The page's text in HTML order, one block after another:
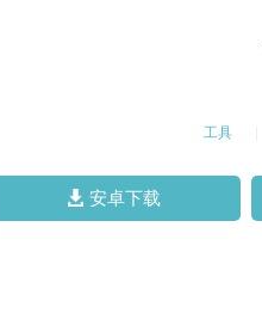
工具
安卓下载